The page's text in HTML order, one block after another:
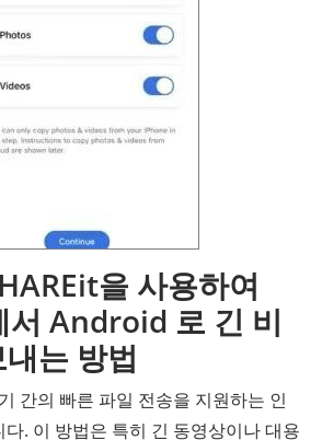
을 사용하여
Android 로 긴 비
는 방법
간의 빠른 파일 전송을 지원하는 인
. 이 방법은 특히 긴 동영상이나 대용